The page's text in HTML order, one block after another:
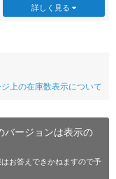
詳しく見る
上の在庫数表示について
バージョンは表示の
お答えできかねますので予
円